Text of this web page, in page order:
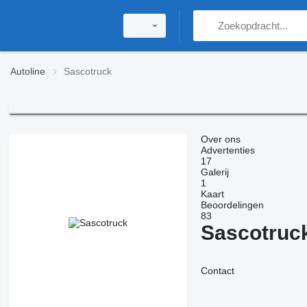
Autoline Sascotruck
Over ons
Advertenties
17
Galerij
1
Kaart
Beoordelingen
83
Contact